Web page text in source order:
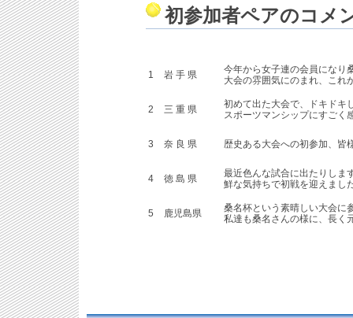
初参加者ペアのコメ
1 岩 手 県
今年から女子連の会員になり
大会の雰囲気にのまれ、これ
2 三 重 県
初めて出た大会で、ドキドキ
スポーツマンシップにすごく
3 奈 良 県 歴史ある大会への初参加、皆
4 徳 島 県
最近色んな試合に出たりしま
鮮な気持ちで初戦を迎えまし
5 鹿児島県
桑名杯という素晴しい大会に
私達も桑名さんの様に、長く